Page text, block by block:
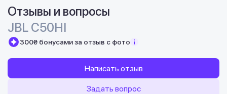
Отзывы и вопросы
JBL C50HI
300₴ бонусами за отзыв с фото
Написать отзыв
Задать вопрос